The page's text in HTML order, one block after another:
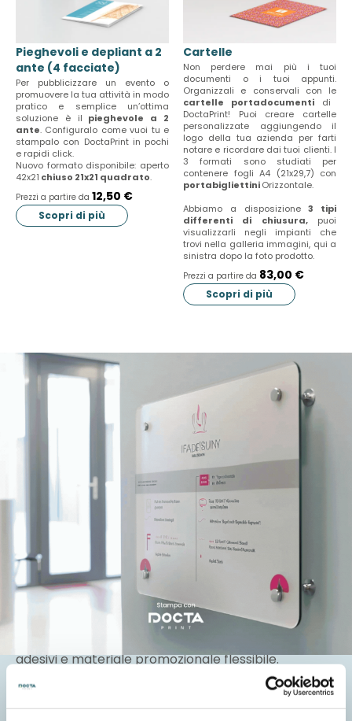
Pieghevoli e depliant a 2
ante (4 facciate)
Per pubblicizzare un evento o
promuovere la tua attività in modo
pratico e semplice un’ottima
soluzione è il pieghevole a 2
ante. Configuralo come vuoi tu e
stampalo con DoctaPrint in pochi
e rapidi click.
Nuovo formato disponibile: aperto
42x21 chiuso 21x21 quadrato.
Prezzi a partire da 12,50 €
Scopri di più
Cartelle
Non perdere mai più i tuoi
documenti o i tuoi appunti.
Organizzali e conservali con le
cartelle portadocumenti di
DoctaPrint! Puoi creare cartelle
personalizzate aggiungendo il
logo della tua azienda per farti
notare e ricordare dai tuoi clienti. I
3 formati sono studiati per
contenere fogli A4 (21x29,7) con
portabigliettiniOrizzontale.
Abbiamo a disposizione3 tipi
differenti di chiusura, puoi
visualizzarli negli impianti che
trovi nella galleria immagini, qui a
sinistra dopo la foto prodotto.
Prezzi a partire da 83,00 €
Scopri di più
Grande formato
Scopri il nostro catalogo prodotti tra materiali
adesivi e materiale promozionale flessibile.
Misure personalizzabili, tantissimi supporti e